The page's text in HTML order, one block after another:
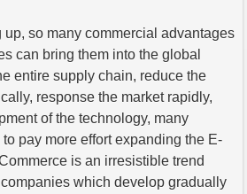
so many commercial advantages
can bring them into the global
entire supply chain, reduce the
response the market rapidly,
of the technology, many
pay more effort expanding the E-
is an irresistible trend
which develop gradually